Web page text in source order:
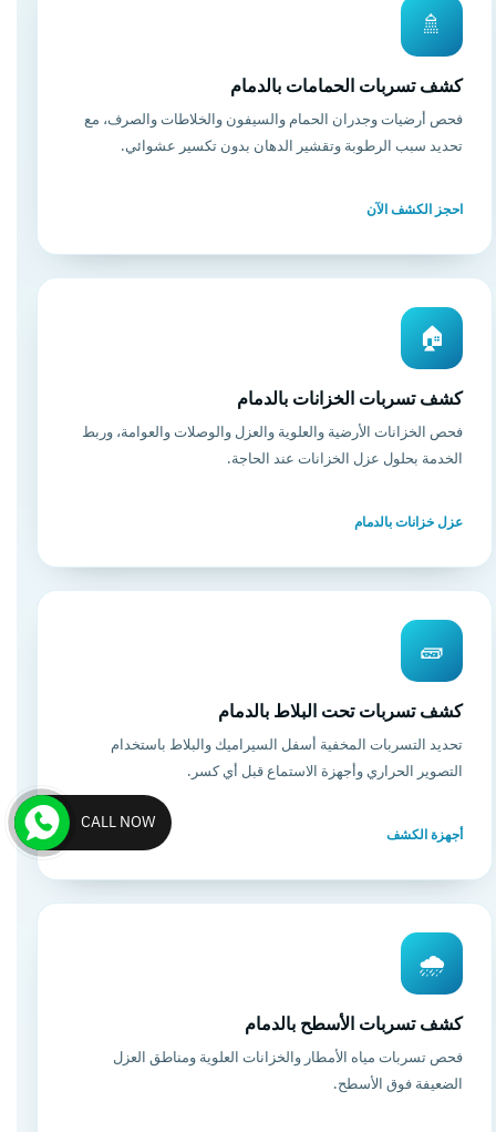
🚿
كشف تسربات الحمامات بالدمام
فحص أرضيات وجدران الحمام والسيفون والخلاطات والصرف، مع
تحديد سبب الرطوبة وتقشير الدهان بدون تكسير عشوائي.
احجز الكشف الآن
🏠
كشف تسربات الخزانات بالدمام
فحص الخزانات الأرضية والعلوية والعزل والوصلات والعوامة، وربط
الخدمة بحلول عزل الخزانات عند الحاجة.
عزل خزانات بالدمام
🧱
كشف تسربات تحت البلاط بالدمام
تحديد التسربات المخفية أسفل السيراميك والبلاط باستخدام
التصوير الحراري وأجهزة الاستماع قبل أي كسر.
أجهزة الكشف
🌧️
كشف تسربات الأسطح بالدمام
فحص تسربات مياه الأمطار والخزانات العلوية ومناطق العزل
الضعيفة فوق الأسطح.
CALL NOW